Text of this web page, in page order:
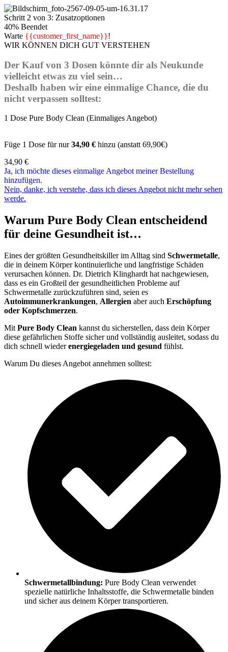
Schritt 2 von 3: Zusatzoptionen
40% Beendet
Warte {{customer_first_name}}!
WIR KÖNNEN DICH GUT VERSTEHEN
Der Kauf von 3 Dosen könnte dir als Neukunde
vielleicht etwas zu viel sein…
Deshalb haben wir eine einmalige Chance, die du
nicht verpassen solltest:
1 Dose Pure Body Clean (Einmaliges Angebot)
Füge 1 Dose für nur34,90 € hinzu (anstatt 69,90€)
34,90 €
Ja, ich möchte dieses einmalige Angebot meiner Bestellung
hinzufügen.
Nein, danke, ich verstehe, dass ich dieses Angebot nicht mehr sehen
werde.
Warum Pure Body Clean entscheidend
für deine Gesundheit ist…
Eines der größten Gesundheitskiller im Alltag sind Schwermetalle,
die in deinem Körper kontinuierliche und langfristige Schäden
verursachen können. Dr. Dietrich Klinghardt hat nachgewiesen,
dass es ein Großteil der gesundheitlichen Probleme auf
Schwermetalle zurückzuführen sind, seien es
Autoimmunerkrankungen, Allergien aber auch Erschöpfung
oder Kopfschmerzen.
Mit Pure Body Clean kannst du sicherstellen, dass dein Körper
diese gefährlichen Stoffe sicher und vollständig ausleitet, sodass du
dich schnell wiederenergiegeladen und gesund fühlst.
Warum Du dieses Angebot annehmen solltest:
Schwermetallbindung: Pure Body Clean verwendet
spezielle natürliche Inhaltsstoffe, die Schwermetalle binden
und sicher aus deinem Körper transportieren.